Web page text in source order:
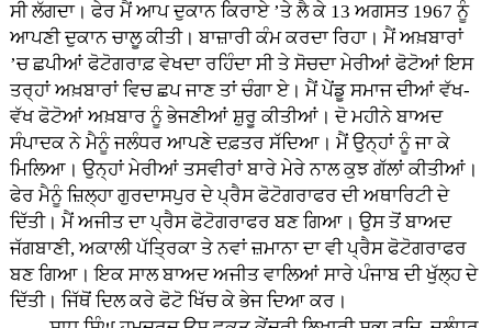
ਸੀ ਲੱਗਦਾ। ਫੇਰ ਮੈਂ ਆਪ ਦੁਕਾਨ ਕਿਰਾਏ ’ਤੇ ਲੈ ਕੇ 13 ਅਗਸਤ 1967 ਨੂੰ
ਆਪਣੀ ਦੁਕਾਨ ਚਾਲੂ ਕੀਤੀ। ਬਾਜ਼ਾਰੀ ਕੰਮ ਕਰਦਾ ਰਿਹਾ। ਮੈਂ ਅਖ਼ਬਾਰਾਂ
’ਚ ਛਪੀਆਂ ਫੋਟੋਗਰਾਫ਼ ਵੇਖਦਾ ਰਹਿੰਦਾ ਸੀ ਤੇ ਸੋਚਦਾ ਮੇਰੀਆਂ ਫੋਟੋਆਂ ਇਸ
ਤਰ੍ਹਾਂ ਅਖ਼ਬਾਰਾਂ ਵਿਚ ਛਪ ਜਾਣ ਤਾਂ ਚੰਗਾ ਏ। ਮੈਂ ਪੇਂਡੂ ਸਮਾਜ ਦੀਆਂ ਵੱਖ-
ਵੱਖ ਫੋਟੋਆਂ ਅਖ਼ਬਾਰ ਨੂੰ ਭੇਜਣੀਆਂ ਸ਼ੁਰੂ ਕੀਤੀਆਂ। ਦੋ ਮਹੀਨੇ ਬਾਅਦ
ਸੰਪਾਦਕ ਨੇ ਮੈਨੂੰ ਜਲੰਧਰ ਆਪਣੇ ਦਫ਼ਤਰ ਸੱਦਿਆ। ਮੈਂ ਉਨ੍ਹਾਂ ਨੂੰ ਜਾ ਕੇ
ਮਿਲਿਆ। ਉਨ੍ਹਾਂ ਮੇਰੀਆਂ ਤਸਵੀਰਾਂ ਬਾਰੇ ਮੇਰੇ ਨਾਲ ਕੁਝ ਗੱਲਾਂ ਕੀਤੀਆਂ।
ਫੇਰ ਮੈਨੂੰ ਜ਼ਿਲ੍ਹਾ ਗੁਰਦਾਸਪੁਰ ਦੇ ਪ੍ਰੈਸ ਫੋਟੋਗਰਾਫਰ ਦੀ ਅਥਾਰਿਟੀ ਦੇ
ਦਿੱਤੀ। ਮੈਂ ਅਜੀਤ ਦਾ ਪ੍ਰੈਸ ਫੋਟੋਗਰਾਫਰ ਬਣ ਗਿਆ। ਉਸ ਤੋਂ ਬਾਅਦ
ਜੱਗਬਾਣੀ, ਅਕਾਲੀ ਪੱਤ੍ਰਿਕਾ ਤੇ ਨਵਾਂ ਜ਼ਮਾਨਾ ਦਾ ਵੀ ਪ੍ਰੈਸ ਫੋਟੋਗਰਾਫਰ
ਬਣ ਗਿਆ। ਇਕ ਸਾਲ ਬਾਅਦ ਅਜੀਤ ਵਾਲਿਆਂ ਸਾਰੇ ਪੰਜਾਬ ਦੀ ਖੁੱਲ੍ਹ ਦੇ
ਦਿੱਤੀ। ਜਿੱਥੋਂ ਦਿਲ ਕਰੇ ਫੋਟੋ ਖਿੱਚ ਕੇ ਭੇਜ ਦਿਆ ਕਰ।